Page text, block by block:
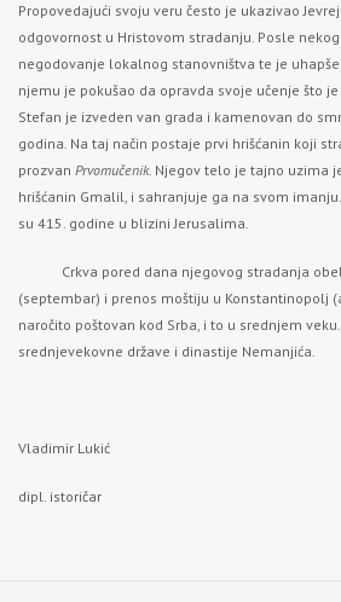
Propovedajući svoju veru često je ukazivao
odgovornost u Hristovom stradanju. Posle
negodovanje lokalnog stanovništva te je
njemu je pokušao da opravda svoje učenje što
Stefan je izveden van grada i kamenovan do
godina. Na taj način postaje prvi hrišćanin koji
prozvan Prvomučenik. Njegov telo je tajno uzima
hrišćanin Gmalil, i sahranjuje ga na svom
su 415. godine u blizini Jerusalima.
Crkva pored dana njegovog stradanja
(septembar) i prenos moštiju u Konstantinopolj
naročito poštovan kod Srba, i to u srednjem
srednjevekovne države i dinastije Nemanjića.
Vladimir Lukić
dipl. istoričar